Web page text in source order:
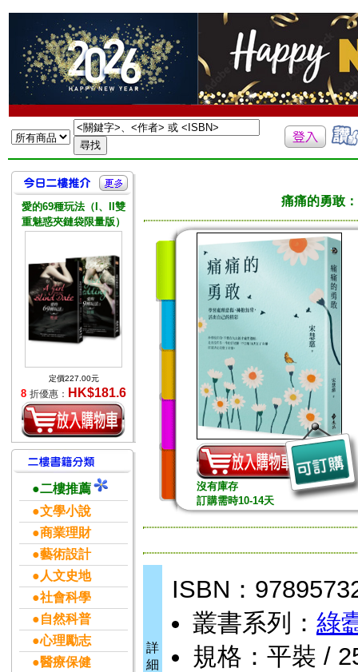
愛的69種玩法（I、II雙
重魅惑夾鏈袋限量版）
定價227.00元
8 折優惠： HK$181.6
●二樓推薦
●文學小說
●商業理財
●藝術設計
●人文史地
●社會科學
●自然科普
●心理勵志
●醫療保健
痛痛的勇敢
沒有庫存
訂購需時10-14天
詳
細
ISBN：
叢書系列： 綠
規格：平裝 /